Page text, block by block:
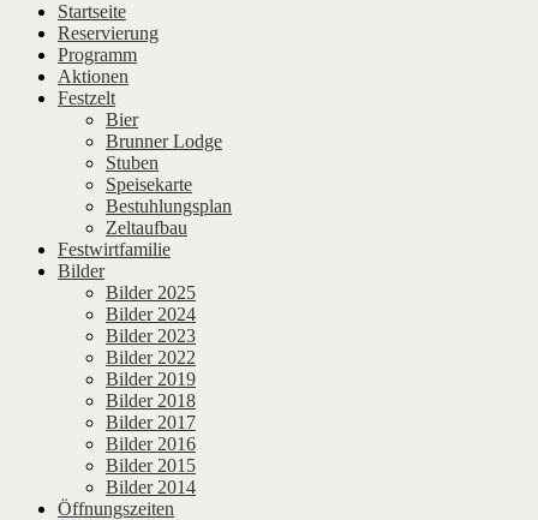
Startseite
Reservierung
Programm
Aktionen
Festzelt
Bier
Brunner Lodge
Stuben
Speisekarte
Bestuhlungsplan
Zeltaufbau
Festwirtfamilie
Bilder
Bilder 2025
Bilder 2024
Bilder 2023
Bilder 2022
Bilder 2019
Bilder 2018
Bilder 2017
Bilder 2016
Bilder 2015
Bilder 2014
Öffnungszeiten